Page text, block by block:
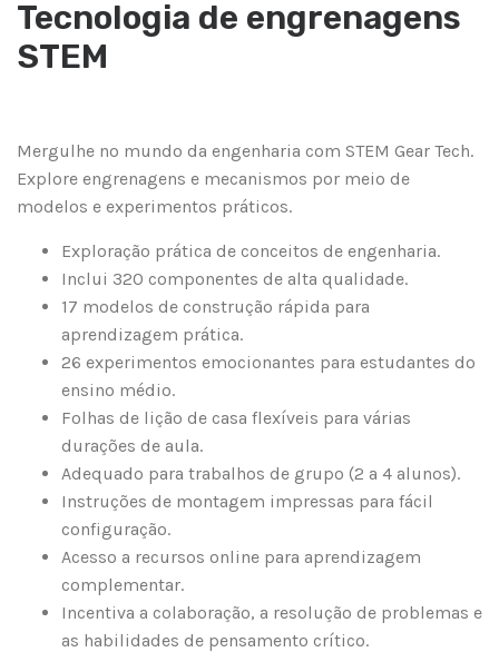
Tecnologia de engrenagens
STEM
Mergulhe no mundo da engenharia com STEM Gear Tech.
Explore engrenagens e mecanismos por meio de
modelos e experimentos práticos.
Exploração prática de conceitos de engenharia.
Inclui 320 componentes de alta qualidade.
17 modelos de construção rápida para
aprendizagem prática.
26 experimentos emocionantes para estudantes do
ensino médio.
Folhas de lição de casa flexíveis para várias
durações de aula.
Adequado para trabalhos de grupo (2 a 4 alunos).
Instruções de montagem impressas para fácil
configuração.
Acesso a recursos online para aprendizagem
complementar.
Incentiva a colaboração, a resolução de problemas e
as habilidades de pensamento crítico.